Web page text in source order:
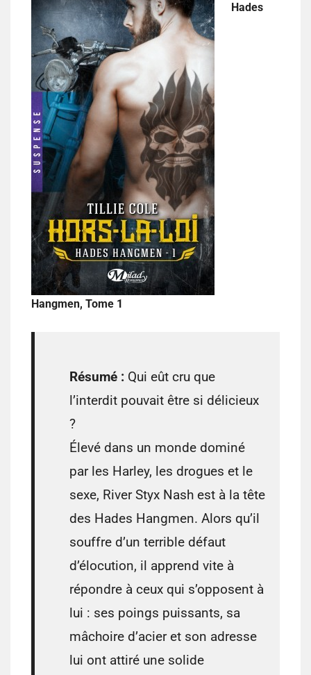
Hades
Hangmen, Tome 1
Résumé : Qui eût cru que
l’interdit pouvait être si délicieux
?
Élevé dans un monde dominé
par les Harley, les drogues et le
sexe, River Styx Nash est à la tête
des Hades Hangmen. Alors qu’il
souffre d’un terrible défaut
d’élocution, il apprend vite à
répondre à ceux qui s’opposent à
lui : ses poings puissants, sa
mâchoire d’acier et son adresse
lui ont attiré une solide